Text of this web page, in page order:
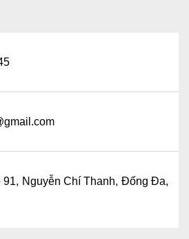
91, Nguyễn Chí Thanh, Đống Đa,